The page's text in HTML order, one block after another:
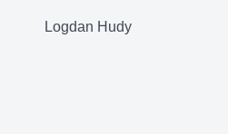
Logdan Hudy